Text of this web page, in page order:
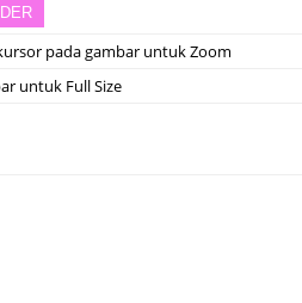
pada gambar untuk Zoom
untuk Full Size